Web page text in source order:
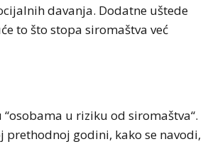
davanja. Dodatne uštede
to što stopa siromaštva već
u riziku od siromaštva“.
prethodnoj godini, kako se navodi,